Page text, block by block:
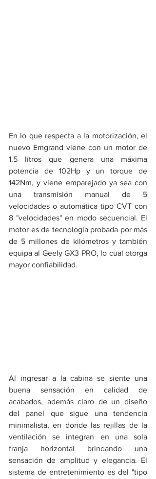
En lo que respecta a la motorización, el
nuevo Emgrand viene con un motor de
1.5 litros que genera una máxima
potencia de 102Hp y un torque de
142Nm, y viene emparejado ya sea con
una transmisión manual de 5
velocidades o automática tipo CVT con
8 "velocidades" en modo secuencial. El
motor es de tecnología probada por más
de 5 millones de kilómetros y también
equipa al Geely GX3 PRO, lo cual otorga
mayor confiabilidad.
Al ingresar a la cabina se siente una
buena sensación en calidad de
acabados, además claro de un diseño
del panel que sigue una tendencia
minimalista, en donde las rejillas de la
ventilación se integran en una sola
franja horizontal brindando una
sensación de amplitud y elegancia. El
sistema de entretenimiento es del "tipo